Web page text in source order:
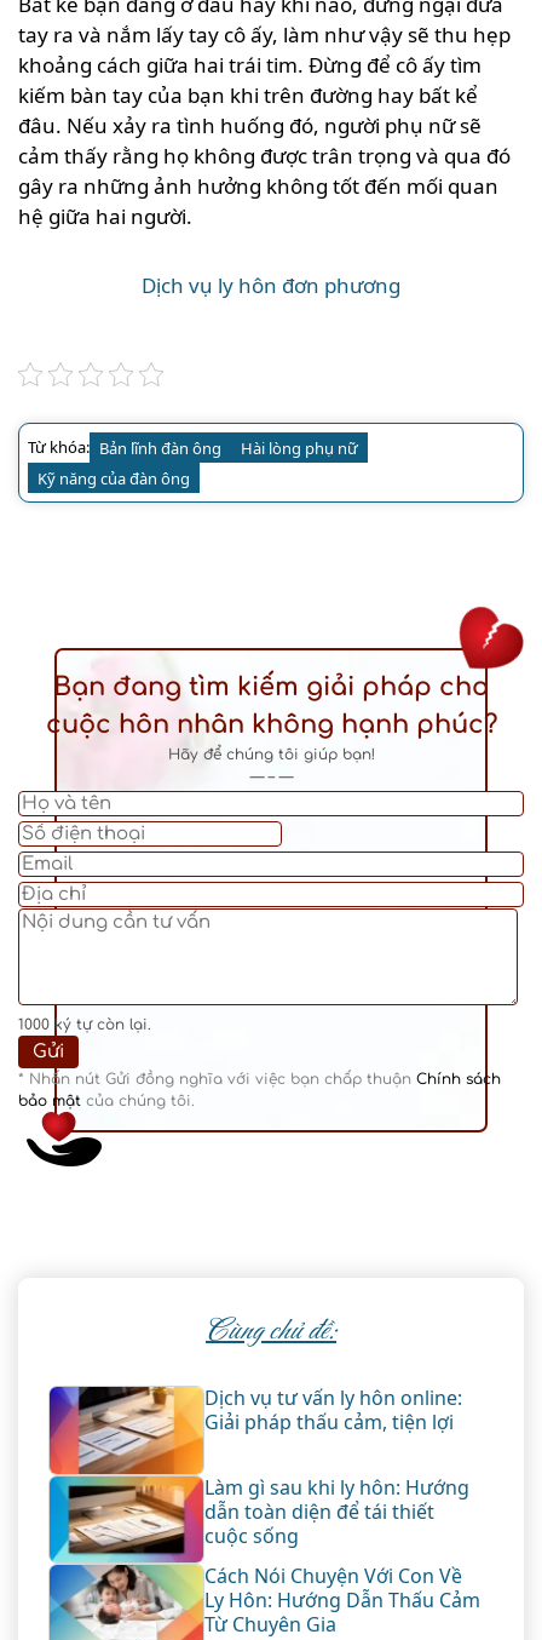
tay ra và nắm lấy tay cô ấy, làm như vậy sẽ thu hẹp
khoảng cách giữa hai trái tim. Đừng để cô ấy tìm
kiếm bàn tay của bạn khi trên đường hay bất kể
đâu. Nếu xảy ra tình huống đó, người phụ nữ sẽ
cảm thấy rằng họ không được trân trọng và qua đó
gây ra những ảnh hưởng không tốt đến mối quan
hệ giữa hai người.
Dịch vụ ly hôn đơn phương
Từ khóa: Bản lĩnh đàn ông
Hài lòng phụ nữ
Kỹ năng của đàn ông
Bạn đang tìm kiếm giải pháp cho
cuộc hôn nhân không hạnh phúc?
Hãy để chúng tôi giúp bạn!
— – —
1000 ký tự còn lại.
* Nhấn nút Gửi đồng nghĩa với việc bạn chấp thuận Chính sách
bảo mật của chúng tôi.
Cùng chủ đề:
Dịch vụ tư vấn ly hôn online:
Giải pháp thấu cảm, tiện lợi
Làm gì sau khi ly hôn: Hướng
dẫn toàn diện để tái thiết
cuộc sống
Cách Nói Chuyện Với Con Về
Ly Hôn: Hướng Dẫn Thấu Cảm
Từ Chuyên Gia